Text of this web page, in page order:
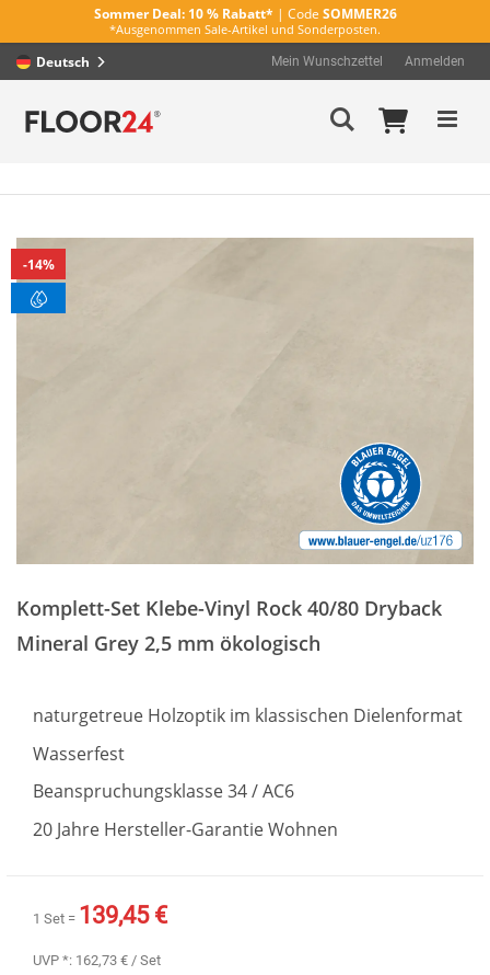
Sommer Deal: 10 % Rabatt* | Code SOMMER26
*Ausgenommen Sale-Artikel und Sonderposten.
Mein
Mein Wunschzettel Anmelden
Suche
Zum
Ende
der
Bildergalerie
der
Bildergalerie
springen
14%
Komplett-Set Klebe-Vinyl Rock 40/80 Dryback
Mineral Grey 2,5 mm ökologisch
naturgetreue Holzoptik im klassischen Dielenformat
Wasserfest
Beanspruchungsklasse 34 / AC6
20 Jahre Hersteller-Garantie Wohnen
1 Set = 139,45 €
UVP *: 162,73 € / Set
Deutsch